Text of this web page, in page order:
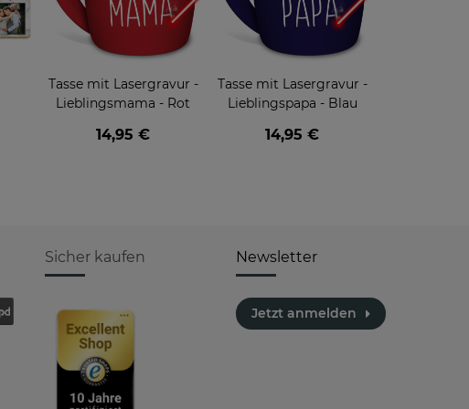
Tasse mit Lasergravur -
Lieblingsmama - Rot
14,95 €
Tasse mit Lasergravur -
Lieblingspapa - Blau
14,95 €
Sicher kaufen Newsletter
Jetzt anmelden